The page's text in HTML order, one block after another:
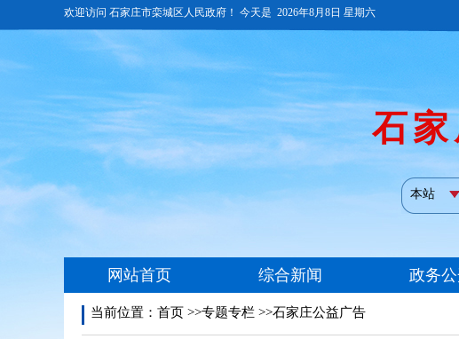
当前位置： 首页 >>专题专栏 >>石家庄公益广告